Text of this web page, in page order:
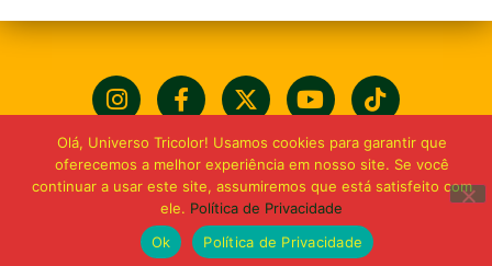
Olá, Universo Tricolor! Usamos cookies para garantir que
oferecemos a melhor experiência em nosso site. Se você
continuar a usar este site, assumiremos que está satisfeito com
ele. Política de Privacidade
Ok
Política de Privacidade